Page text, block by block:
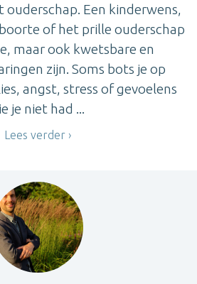
ouderschap. Een kinderwens,
of het prille ouderschap
maar ook kwetsbare en
zijn. Soms bots je op
angst, stress of gevoelens
je niet had ...
Lees verder